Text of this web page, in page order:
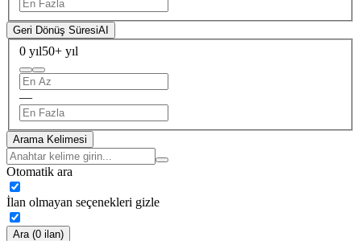
Geri Dönüş SüresiAI
0 yıl50+ yıl
—
Arama Kelimesi
Otomatik ara
İlan olmayan seçenekleri gizle
Ara (0 ilan)